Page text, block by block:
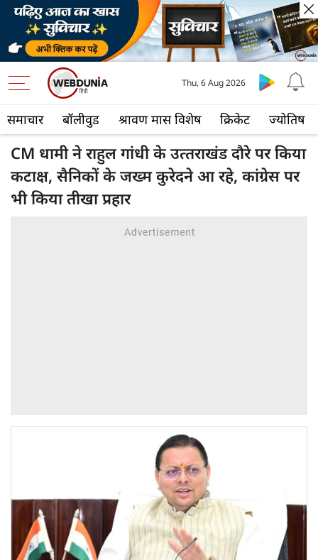
समाचार बॉलीवुड श्रावण मास विशेष क्रिकेट ज्योतिष
Thu, 6 Aug 2026
CM धामी ने राहुल गांधी के उत्‍तराखंड दौरे पर किया
कटाक्ष, सैनिकों के जख्म कुरेदने आ रहे, कांग्रेस पर
भी किया तीखा प्रहार